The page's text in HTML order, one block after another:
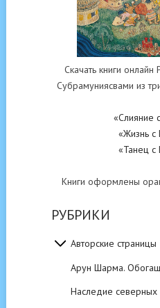
Скачать книги
Субрамуниясвами из
«Слияние
«Жизнь с
«Танец с
Книги оформлены
РУБРИКИ
Авторские страницы
Арун Шарма.
Наследие